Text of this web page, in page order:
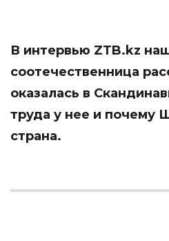
В интервью ZTB.kz
соотечественница
оказалась в
труда у нее и почему
страна.